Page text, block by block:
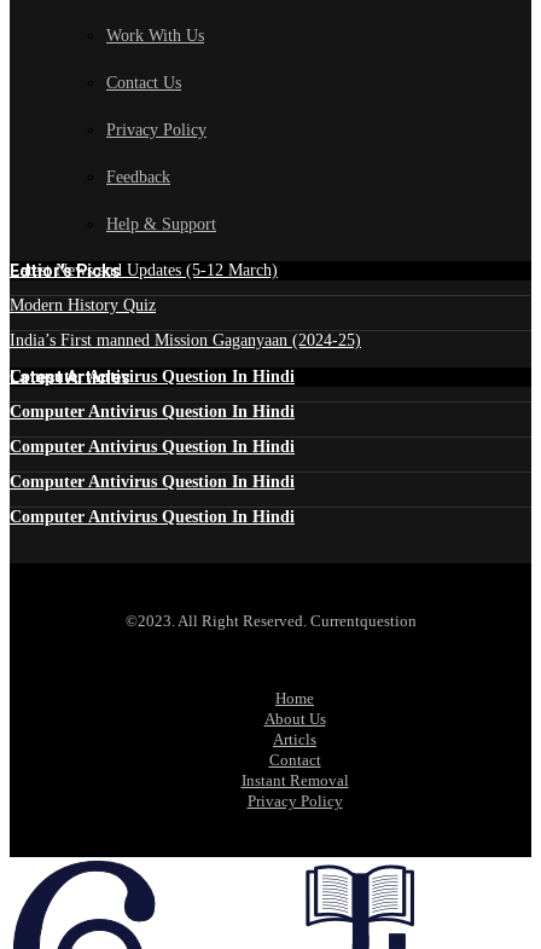
Work With Us
Contact Us
Privacy Policy
Feedback
Help & Support
Edtior's Picks
Latest News and Updates (5-12 March)
Modern History Quiz
India’s First manned Mission Gaganyaan (2024-25)
Latest Articles
Computer Antivirus Question In Hindi
Computer Antivirus Question In Hindi
Computer Antivirus Question In Hindi
Computer Antivirus Question In Hindi
Computer Antivirus Question In Hindi
©2023. All Right Reserved. Currentquestion
Home
About Us
Articls
Contact
Instant Removal
Privacy Policy